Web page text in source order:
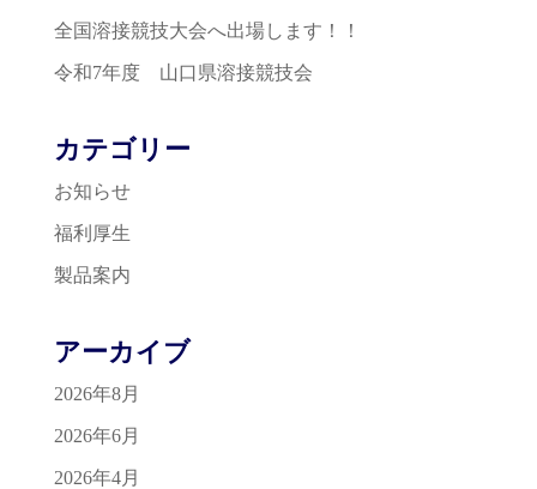
全国溶接競技大会へ出場します！！
令和7年度 山口県溶接競技会
カテゴリー
お知らせ
福利厚生
製品案内
アーカイブ
2026年8月
2026年6月
2026年4月